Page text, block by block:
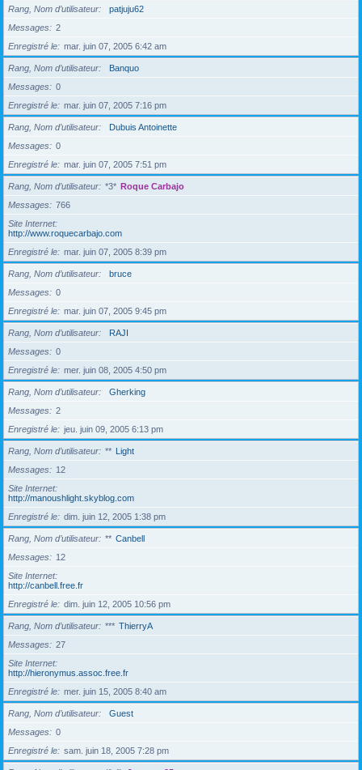
Rang, Nom d’utilisateur
patjuju62
Messages
2
Enregistré le
mar. juin 07, 2005 6:42 am
Rang, Nom d’utilisateur
Banquo
Messages
0
Enregistré le
mar. juin 07, 2005 7:16 pm
Rang, Nom d’utilisateur
Dubuis Antoinette
Messages
0
Enregistré le
mar. juin 07, 2005 7:51 pm
Rang, Nom d’utilisateur *3* Roque Carbajo
Messages
766
Site Internet
http://www.roquecarbajo.com
Enregistré le
mar. juin 07, 2005 8:39 pm
Rang, Nom d’utilisateur
bruce
Messages
0
Enregistré le
mar. juin 07, 2005 9:45 pm
Rang, Nom d’utilisateur
RAJI
Messages
0
Enregistré le
mer. juin 08, 2005 4:50 pm
Rang, Nom d’utilisateur
Gherking
Messages
2
Enregistré le
jeu. juin 09, 2005 6:13 pm
Rang, Nom d’utilisateur ** Light
Messages
12
Site Internet
http://manoushlight.skyblog.com
Enregistré le
dim. juin 12, 2005 1:38 pm
Rang, Nom d’utilisateur ** Canbell
Messages
12
Site Internet
http://canbell.free.fr
Enregistré le
dim. juin 12, 2005 10:56 pm
Rang, Nom d’utilisateur *** ThierryA
Messages
27
Site Internet
http://hieronymus.assoc.free.fr
Enregistré le
mer. juin 15, 2005 8:40 am
Rang, Nom d’utilisateur
Guest
Messages
0
Enregistré le
sam. juin 18, 2005 7:28 pm